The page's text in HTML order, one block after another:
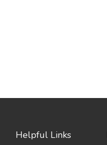
Helpful Links